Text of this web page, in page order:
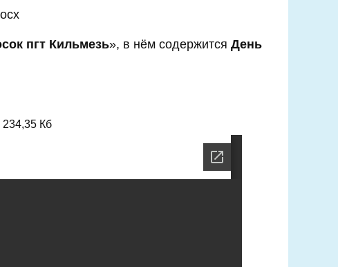
пгт Кильмезь», в нём содержится День
| 234,35 Кб